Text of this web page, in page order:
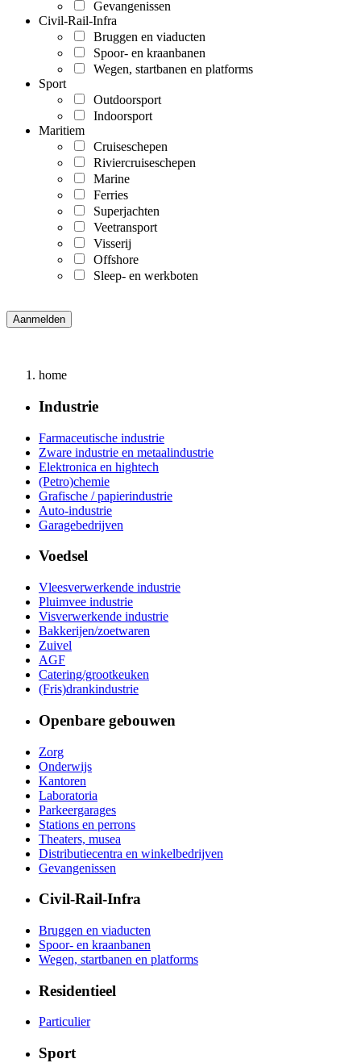
Gevangenissen
Civil-Rail-Infra
Bruggen en viaducten
Spoor- en kraanbanen
Wegen, startbanen en platforms
Sport
Outdoorsport
Indoorsport
Maritiem
Cruiseschepen
Riviercruiseschepen
Marine
Ferries
Superjachten
Veetransport
Visserij
Offshore
Sleep- en werkboten
home
Industrie
Farmaceutische industrie
Zware industrie en metaalindustrie
Elektronica en hightech
(Petro)chemie
Grafische / papierindustrie
Auto-industrie
Garagebedrijven
Voedsel
Vleesverwerkende industrie
Pluimvee industrie
Visverwerkende industrie
Bakkerijen/zoetwaren
Zuivel
AGF
Catering/grootkeuken
(Fris)drankindustrie
Openbare gebouwen
Zorg
Onderwijs
Kantoren
Laboratoria
Parkeergarages
Stations en perrons
Theaters, musea
Distributiecentra en winkelbedrijven
Gevangenissen
Civil-Rail-Infra
Bruggen en viaducten
Spoor- en kraanbanen
Wegen, startbanen en platforms
Residentieel
Particulier
Sport